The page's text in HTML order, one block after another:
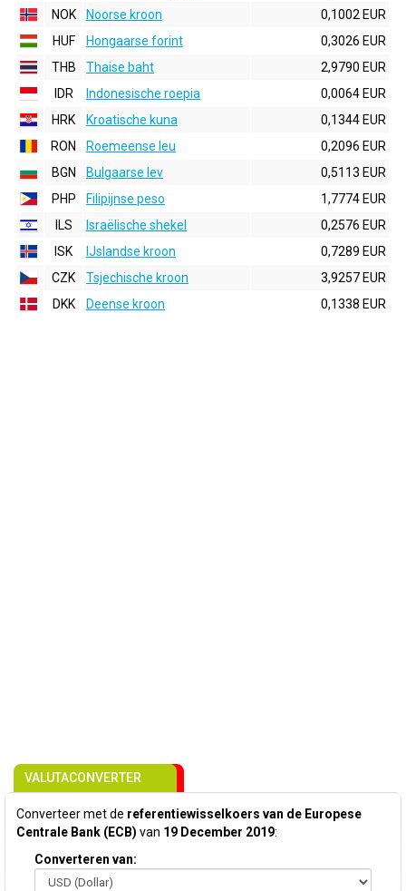
NOK
Noorse kroon
0,1002 EUR
HUF
Hongaarse forint
0,3026 EUR
THB
Thaise baht
2,9790 EUR
IDR
Indonesische roepia
0,0064 EUR
HRK
Kroatische kuna
0,1344 EUR
RON
Roemeense leu
0,2096 EUR
BGN
Bulgaarse lev
0,5113 EUR
PHP
Filipijnse peso
1,7774 EUR
ILS
Israëlische shekel
0,2576 EUR
ISK
IJslandse kroon
0,7289 EUR
CZK
Tsjechische kroon
3,9257 EUR
DKK
Deense kroon 0,1338 EUR
VALUTACONVERTER
Converteer met de referentiewisselkoers van de Europese
Centrale Bank (ECB) van 19 December 2019:
Converteren van: